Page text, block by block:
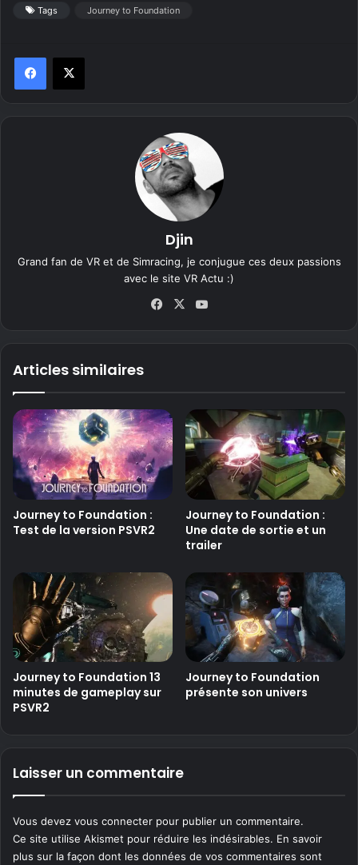
Tags Journey to Foundation
Djin
Grand fan de VR et de Simracing, je conjugue ces deux passions
avec le site VR Actu :)
Fa
X
Articles similaires
Journey to Foundation :
Test de la version PSVR2
Journey to Foundation :
Une date de sortie et un
trailer
Journey to Foundation 13
minutes de gameplay sur
PSVR2
Journey to Foundation
présente son univers
Laisser un commentaire
Vous devez vous connecter pour publier un commentaire.
Ce site utilise Akismet pour réduire les indésirables. En savoir
plus sur la façon dont les données de vos commentaires sont